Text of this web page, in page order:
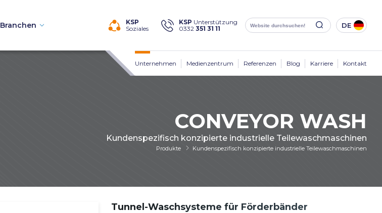
×
Social Media KSP MachineStandort
Produkte
Branchen
Medienzentrum
Branchen
KSP
Soziales
KSP Unterstützung
0332 351 31 11 DE
Unternehmen Medienzentrum Referenzen Blog Karriere Kontakt
CONVEYOR WASH
Kundenspezifisch konzipierte industrielle Teilewaschmaschinen
Produkte Kundenspezifisch konzipierte industrielle Teilewaschmaschinen
Tunnel-Waschsysteme für Förderbänder